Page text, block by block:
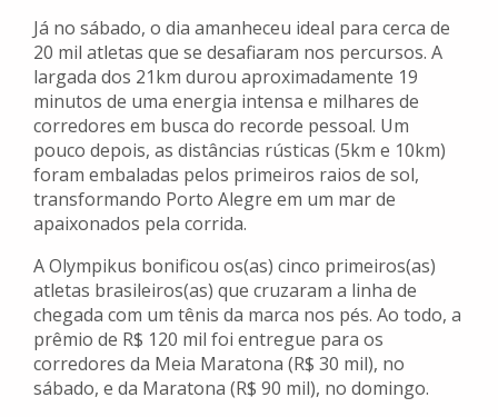
Já no sábado, o dia amanheceu ideal para cerca de
20 mil atletas que se desafiaram nos percursos. A
largada dos 21km durou aproximadamente 19
minutos de uma energia intensa e milhares de
corredores em busca do recorde pessoal. Um
pouco depois, as distâncias rústicas (5km e 10km)
foram embaladas pelos primeiros raios de sol,
transformando Porto Alegre em um mar de
apaixonados pela corrida.
A Olympikus bonificou os(as) cinco primeiros(as)
atletas brasileiros(as) que cruzaram a linha de
chegada com um tênis da marca nos pés. Ao todo, a
prêmio de R$ 120 mil foi entregue para os
corredores da Meia Maratona (R$ 30 mil), no
sábado, e da Maratona (R$ 90 mil), no domingo.